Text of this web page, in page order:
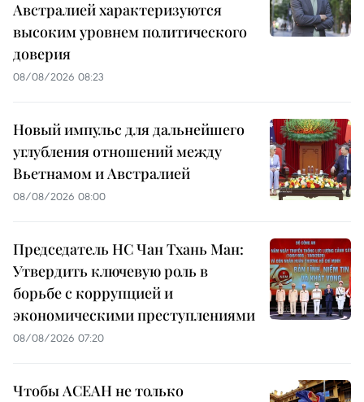
Австралией характеризуются
высоким уровнем политического
доверия
08/08/2026 08:23
Новый импульс для дальнейшего
углубления отношений между
Вьетнамом и Австралией
08/08/2026 08:00
Председатель НС Чан Тхань Ман:
Утвердить ключевую роль в
борьбе с коррупцией и
экономическими преступлениями
08/08/2026 07:20
Чтобы АСЕАН не только